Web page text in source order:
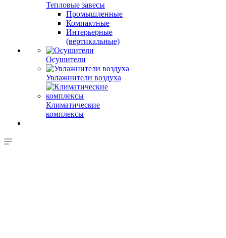
Тепловые завесы
Промышленные
Компактные
Интерьерные
(вертикальные)
Осушители
Увлажнители воздуха
Климатические
комплексы